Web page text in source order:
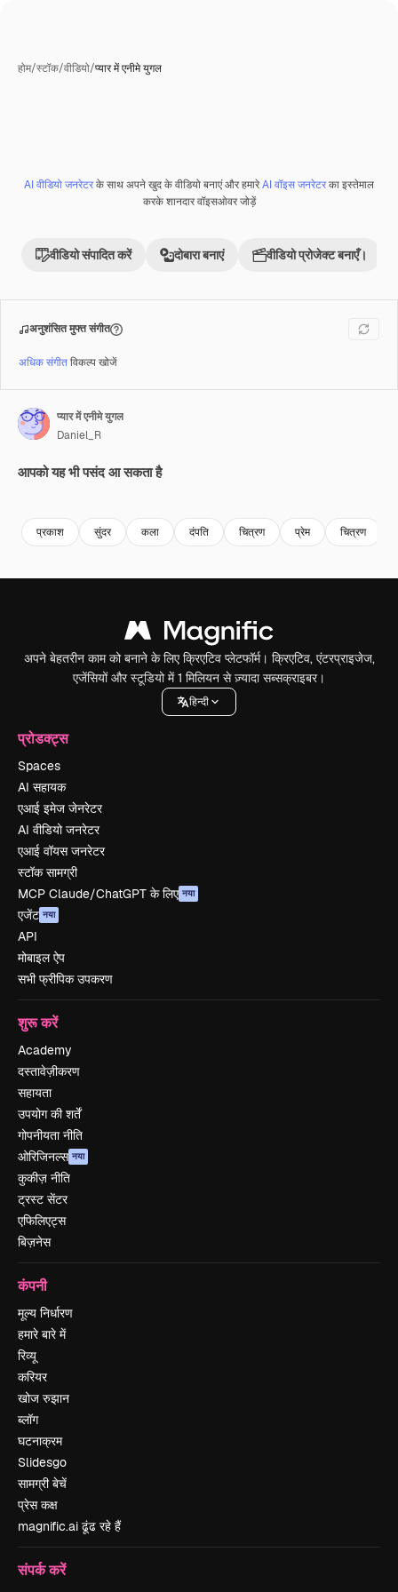
होम/स्टॉक/वीडियो/प्यार में एनीमे युगल
Premium
AI वीडियो जनरेटरके साथ अपने खुद के वीडियो बनाएं और हमारेAI वॉइस जनरेटरका इस्तेमाल
करके शानदार वॉइसओवर जोड़ें
वीडियो संपादित करें दोबारा बनाएं वीडियो प्रोजेक्ट बनाएँ।
अनुशंसित मुफ्त संगीत
अधिक संगीतविकल्प खोजें
प्यार में एनीमे युगल
Daniel_R
आपको यह भी पसंद आ सकता है
प्रकाश सुंदर कला दंपति चित्रण प्रेम चित्रण
अपने बेहतरीन काम को बनाने के लिए क्रिएटिव प्लेटफॉर्म। क्रिएटिव, एंटरप्राइजेज,
एजेंसियों और स्टूडियो में 1 मिलियन से ज़्यादा सब्सक्राइबर।
हिन्दी
प्रोडक्ट्स
Spaces
AI सहायक
एआई इमेज जेनरेटर
AI वीडियो जनरेटर
एआई वॉयस जनरेटर
स्टॉक सामग्री
MCP Claude/ChatGPT के लिए नया
एजेंट नया
API
मोबाइल ऐप
सभी फ्रीपिक उपकरण
शुरू करें
Academy
दस्तावेज़ीकरण
सहायता
उपयोग की शर्तें
गोपनीयता नीति
ओरिजिनल्स नया
कुकीज़ नीति
ट्रस्ट सेंटर
एफिलिएट्स
बिज़नेस
कंपनी
मूल्य निर्धारण
हमारे बारे में
रिव्यू
करियर
खोज रुझान
ब्लॉग
घटनाक्रम
Slidesgo
सामग्री बेचें
प्रेस कक्ष
magnific.ai ढूंढ रहे हैं
संपर्क करें